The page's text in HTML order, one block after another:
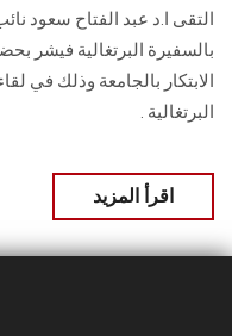
التقى ا.د عبد الفتاح سعود
بالسفيرة البرتغالية فيشر
الابتكار بالجامعة وذلك في
البرتغالية .
اقرأ المزيد